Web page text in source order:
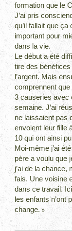
formation que le
J’ai pris
qu’il fallait que ça
important pour
dans la vie.
Le début a été
tire des
l’argent. Mais
comprennent que
3 causeries avec
semaine. J’ai
ne laissaient pas
envoient leur fille
10 qui ont ainsi
Moi-même j’ai
père a voulu que
j’ai de la chance,
fais. Une voisine
dans ce travail.
les enfants n’ont
change. »